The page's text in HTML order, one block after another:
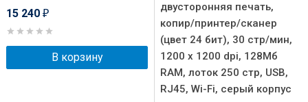
15 240 ₽
В корзину
двусторонняя печать,
копир/принтер/сканер
(цвет 24 бит), 30 стр/мин,
1200 x 1200 dpi, 128Мб
RAM, лоток 250 стр, USB,
RJ45, Wi-Fi, серый корпус